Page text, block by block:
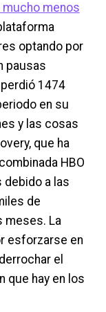
menos
optando por
pausas
1474
en su
y las cosas
que ha
HBO
debido a las
de
meses. La
esforzarse en
el
que hay en los